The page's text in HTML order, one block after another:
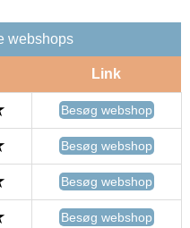
webshops
Link
Besøg webshop
Besøg webshop
Besøg webshop
Besøg webshop